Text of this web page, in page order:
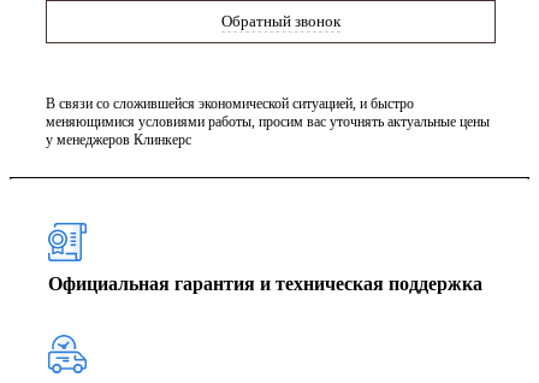
Обратный звонок
В связи со сложившейся экономической ситуацией, и быстро
меняющимися условиями работы, просим вас уточнять актуальные цены
у менеджеров Клинкерс
Официальная гарантия и техническая поддержка